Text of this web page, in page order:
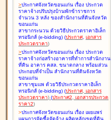
>ประกาศจังหวัดขอนแก่น เรื่อง ประกวด
ราคาจ้างปรับปรุงบ้านพักข้าราชการ
จำนวน 3 หลัง ของสำนักงานที่ดินจังหวัด
ขอนแก่น
สาขากระนวน ด้วยวิธีประกวดราคาอิเล็ก
ทรอนิกส์ (e-bidding) (ประกาศ, เอกสาร
ประกวดราคา)
>ประกาศจังหวัดขอนแก่น เรื่อง ประกวด
ราคาจ้างก่อสร้างอาคารที่ทำการสำนักงาน
ที่ดิน อาคาร คสล. ขนาดกลาง พร้อมส่วน
ประกอบที่จำเป็น สำนักงานที่ดินจังหวัด
ขอนแก่น
สาขาชุมแพ ด้วยวิธีประกวดราคาอิเล็ก
ทรอนิกส์ (e-bidding) (ประกาศ, เอกสาร
ประกวดราคา) (ประกาศ2, เอกสารประกวด
ราคา2)
>ประกาศจังหวัดขอนแก่น เรื่อง เผยแพร่